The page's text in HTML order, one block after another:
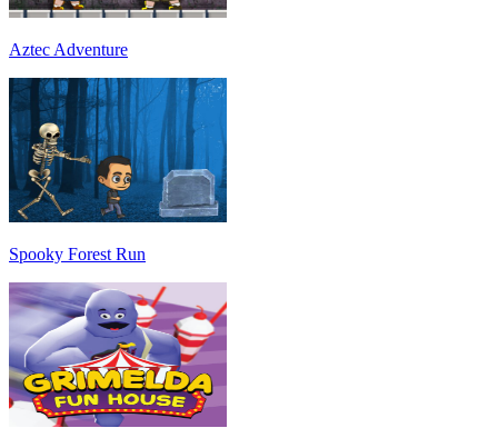
Aztec Adventure
Spooky Forest Run